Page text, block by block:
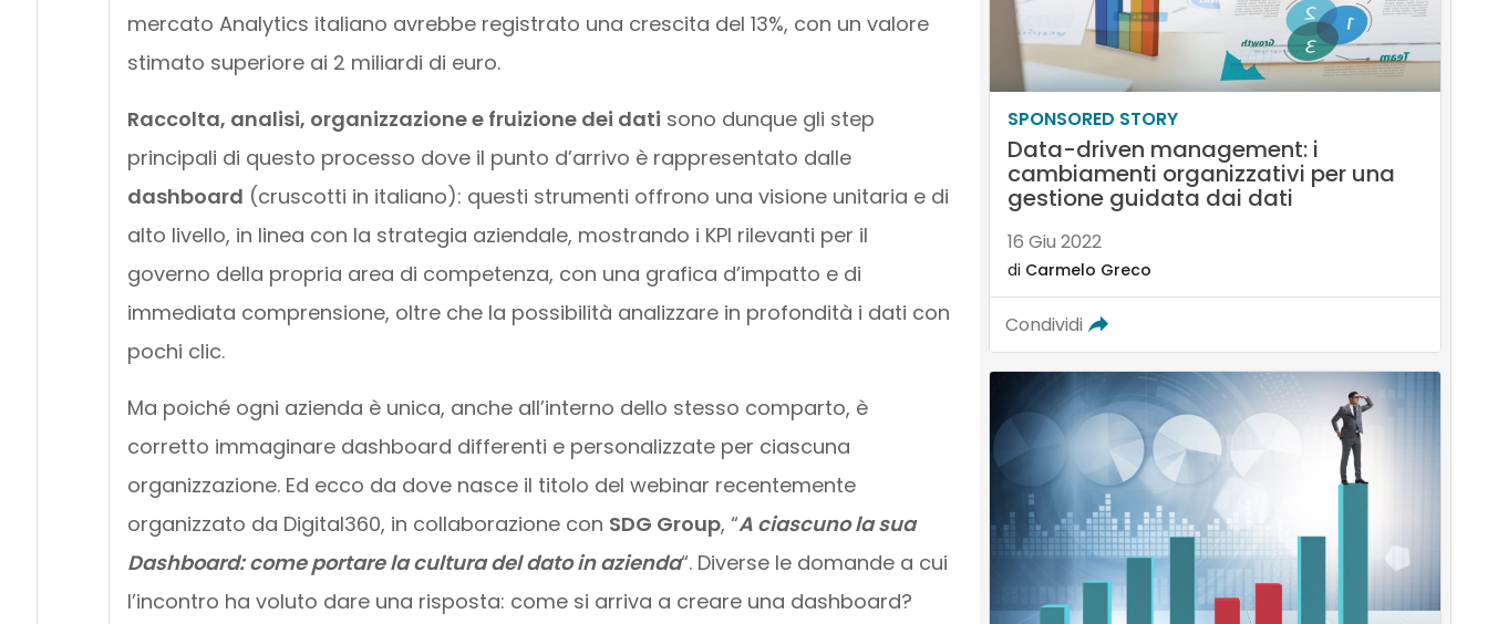
mercato Analytics italiano avrebbe registrato una crescita del 13%, con un valore
stimato superiore ai 2 miliardi di euro.
Raccolta, analisi, organizzazione e fruizione dei dati sono dunque gli step
principali di questo processo dove il punto d’arrivo è rappresentato dalle
dashboard (cruscotti in italiano): questi strumenti offrono una visione unitaria e di
alto livello, in linea con la strategia aziendale, mostrando i KPI rilevanti per il
governo della propria area di competenza, con una grafica d’impatto e di
immediata comprensione, oltre che la possibilità analizzare in profondità i dati con
pochi clic.
Ma poiché ogni azienda è unica, anche all’interno dello stesso comparto, è
corretto immaginare dashboard differenti e personalizzate per ciascuna
organizzazione. Ed ecco da dove nasce il titolo del webinar recentemente
organizzato da Digital360, in collaborazione con SDG Group, “A ciascuno la sua
Dashboard: come portare la cultura del dato in azienda“. Diverse le domande a cui
l’incontro ha voluto dare una risposta: come si arriva a creare una dashboard?
SPONSORED STORY
Data-driven management: i
cambiamenti organizzativi per una
gestione guidata dai dati
16 Giu 2022
di Carmelo Greco
Condividi